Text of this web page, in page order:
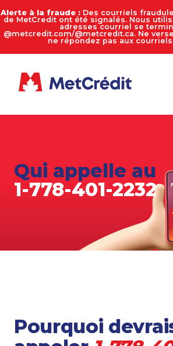
Alerte à la fraude : Des courriels
de MetCredit ont été signalés. Nous
adresses courriel se
@metcredit.com/@metcredit.ca. Ne
ne répondez pas aux
Qui appelle au
1-778-401-2232
Pourquoi